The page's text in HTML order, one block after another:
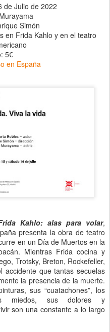
de Julio de 2022
Simón
en Frida Kahlo y en el teatro
5€
en España
Kahlo: alas para volar,
presenta la obra de teatro
en un Día de Muertos en la
Mientras Frida cocina y
Trotsky, Breton, Rockefeller,
accidente que tantas secuelas
la presencia de la muerte.
sus “cuatachones”, los
miedos, sus dolores y
son una constante a lo largo